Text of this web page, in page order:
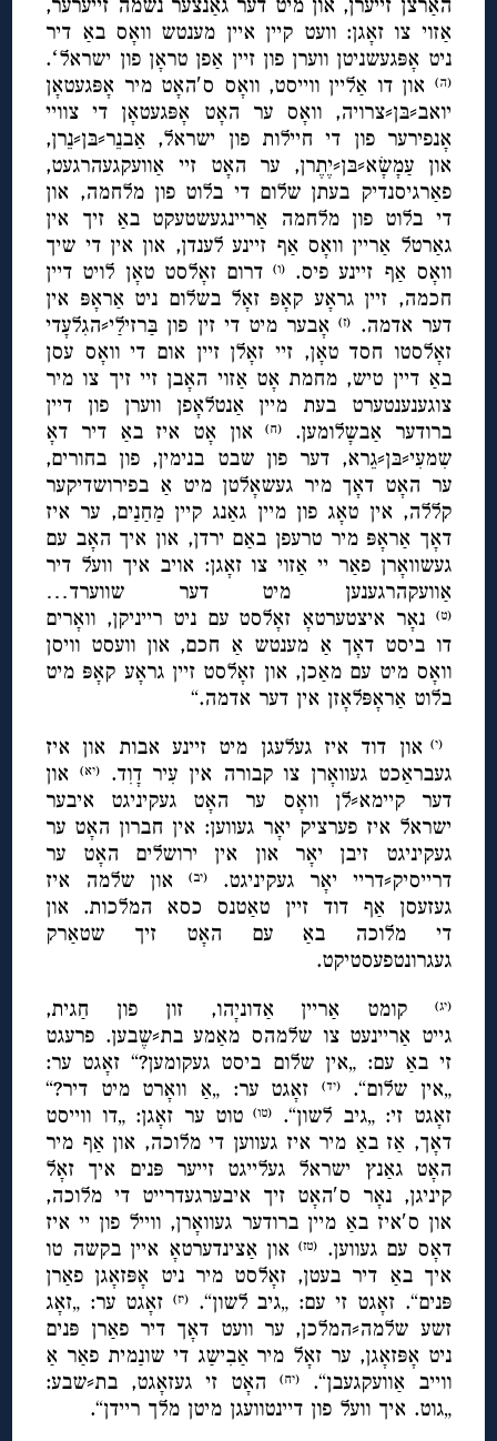
אַזוי צו זאָגן: וועט קיין איין מענטש וואָס באַ דיר
ניט אָפּגעשניטן ווערן פון זיין אַפן טראָן פון ישראלʻ.
(ה) און דו אַליין ווייסט, וואָס ס′האָט מיר אָפּגעטאָן
יואב⸗בּן⸗צרויה, וואָס ער האָט אָפּגעטאָן די צוויי
אָנפירער פון די חיילות פון ישראל, אַבנֵר⸗בּן⸗נֵרן,
און עַמָשָׂא⸗בּן⸗יֶתֶרן, ער האָט זיי אַוועקגעהרגעט,
פאַרגיסנדיק בעתן שלום די בלוט פון מלחמה, און
די בלוט פון מלחמה אַריינגעשטעקט באַ זיך אין
גאַרטל אַריין וואָס אַף זיינע לענדן, און אין די שיך
וואָס אַף זיינע פיס.
(ו)דרום זאָלסט טאָן לויט דיין
חכמה, זיין גראָע קאָפּ זאָל בשלום ניט אַראָפּ אין
דער אדמה.
(ז)אָבער מיט די זין פון בַּרזילַי⸗הגִלעָדי
זאָלסטו חסד טאָן, זיי זאָלן זיין אום די וואָס עסן
באַ דיין טיש, מחמת אָט אַזוי האָבן זיי זיך צו מיר
צוגענענטערט בעת מיין אַנטלאָפן ווערן פון דיין
ברודער אַבשָלומען.
(ח)און אָט איז באַ דיר דאָ
שִמעִי⸗בּן⸗גֵרא, דער פון שבט בנימין, פון בחורים,
ער האָט דאָך מיר געשאָלטן מיט אַ בפירושדיקער
קללה, אין טאָג פון מיין גאַנג קיין מַחַנַים, ער איז
דאָך אַראָפּ מיר טרעפן באַם ירדן, און איך האָב עם
געשוואָרן פאַר יי אַזוי צו זאָגן: אויב איך וועל דיר
אַוועקהרגענען מיט דער שווערד…
(ט)
נאָר איצטערטאָ זאָלסט עם ניט רייניקן, וואָרים
דו ביסט דאָך אַ מענטש אַ חכם, און וועסט וויסן
וואָס מיט עם מאַכן, און זאָלסט זיין גראָע קאָפּ מיט
בלוט אַראָפּלאָזן אין דער אדמה.“
(י) און דוד איז געלעגן מיט זיינע אבות און איז
געבראַכט געוואָרן צו קבורה אין עִיר דָוִד.(יא)
און
דער קיימא⸗לן וואָס ער האָט געקיניגט איבער
ישראל איז פערציק יאָר געווען: אין חברון האָט ער
געקיניגט זיבן יאָר און אין ירושלים האָט ער
דרייסיק⸗דריי יאָר געקיניגט.
(יב)
און שלמה איז
געזעסן אַף דוד זיין טאַטנס כסא המלכות. און
די מלוכה באַ עם האָט זיך שטאַרק
געגרונטפעסטיקט.
(יג)
קומט אַריין אַדוניָהו, זון פון חַגית,
גייט אַריינעט צו שלמהס מאַמע בת⸗שֶבען. פרעגט
זי באַ עם: „אין שלום ביסט געקומען?“ זאָגט ער:
„אין שלום“.(יד)
זאָגט ער: „אַ וואָרט מיט דיר?“
זאָגט זי: „גיב לשון“.
(טו)טוט ער זאָגן: „דו ווייסט
דאָך, אַז באַ מיר איז געווען די מלוכה, און אַף מיר
האָט גאַנץ ישראל געלייגט זייער פּנים איך זאָל
קיניגן, נאָר ס′האָט זיך איבערגעדרייט די מלוכה,
און ס′איז באַ מיין ברודער געוואָרן, ווייל פון יי איז
דאָס עם געווען.
(טז)און אַצינדערטאָ איין בקשה טו
איך באַ דיר בעטן, זאָלסט מיר ניט אָפּזאָגן פאַרן
פּנים“. זאָגט זי עם: „גיב לשון“.(יז) זאָגט ער: „זאָג
זשע שלמה⸗המלכן, ער וועט דאָך דיר פאַרן פּנים
ניט אָפּזאָגן, ער זאָל מיר אַבִישַג די שונַמית פאַר אַ
ווייב אַוועקגעבן“.(יח)
האָט זי געזאָגט, בת⸗שבע:
„גוט. איך וועל פון דיינטוועגן מיטן מלך ריידן“.